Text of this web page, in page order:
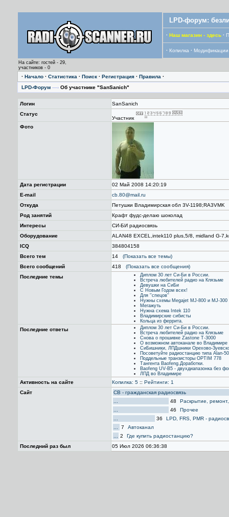
LPD-форум:
· Наш магазин - здесь ·
· Копилка · Модификации
На сайте: гостей - 29,
участников - 0
· Начало · Статистика · Поиск · Регистрация · Правила ·
LPD-Форум —› Об участнике "SanSanich"
Логин
SanSanich
Статус
Участник
Фото
Дата регистрации
02 Май 2008 14:20:19
E-mail
cb.80@mail.ru
Откуда
Петушки Владимирская обл 3V-1198;RA3VMK
Род занятий
Крафт фудс-делаю шоколад
Интересы
СИ-БИ радиосвязь
Оборудование
ALAN48 EXCEL,intek110 plus,5/8, midland G-
ICQ
384804158
Всего тем
14
(Показать все темы)
Всего сообщений
418
(Показать все сообщения)
Последние темы
Диплом 30 лет Си-Би в России.
Встреча любителей радио на Клязьме
Девушки на СиБи
С Новым Годом всех!
Для ''спецов''
Нужны схемы Megajet MJ-800 и MJ-300
Мегажуть
Нужна схема Intek 110
Владимирские сибисты
Кольца из феррита.
Последние ответы
Диплом 30 лет Си-Би в России.
Встреча любителей радио на Клязьме
Снова о прошивке Zastone Т-3000
О возможном автоканале во Владимире
СиБишники, ЛПДшники Орехово-
Посоветуйте радиостанцию типа Alan-
Поддельные транзисторы OPTIM 778
Тангента Baofeng.Доработки.
Baofeng UV-B5 - двухдиапазонка без
ЛПД во Владимире
Активность на сайте Копилка: 5 :: Рейтинги: 1
Сайт
CB - гражданская радиосвязь
48
Раскрытие,
46
Прочее
36
LPD, FRS, PMR -
7
Автоканал
2
Где купить радиостанцию?
Последний раз был
05 Июл 2026 06:36:38